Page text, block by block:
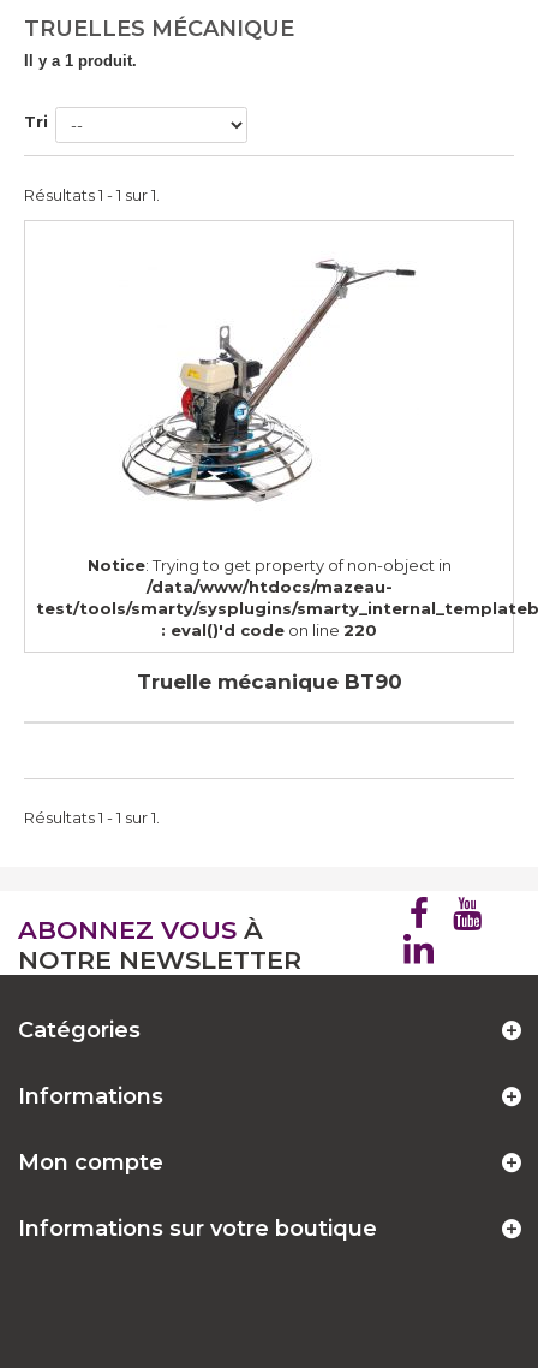
TRUELLES MÉCANIQUE
Il y a 1 produit.
Tri
Résultats 1 - 1 sur 1.
Notice: Trying to get property of non-object in
/data/www/htdocs/mazeau-
test/tools/smarty/sysplugins/
: eval()'d code on line 220
Truelle mécanique BT90
Résultats 1 - 1 sur 1.
ABONNEZ VOUS À
NOTRE NEWSLETTER
Catégories
Informations
Mon compte
Informations sur votre boutique